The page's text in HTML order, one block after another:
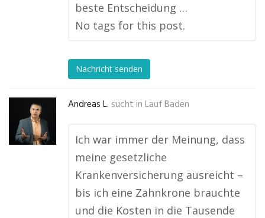
beste Entscheidung …
No tags for this post.
Nachricht senden
Andreas L. sucht in Lauf Baden
Ich war immer der Meinung, dass
meine gesetzliche
Krankenversicherung ausreicht –
bis ich eine Zahnkrone brauchte
und die Kosten in die Tausende